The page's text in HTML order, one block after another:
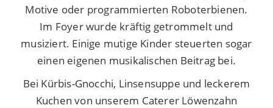
Motive oder programmierten Roboterbienen.
Im Foyer wurde kräftig getrommelt und
musiziert. Einige mutige Kinder steuerten sogar
einen eigenen musikalischen Beitrag bei.
Bei Kürbis-Gnocchi, Linsensuppe und leckerem
Kuchen von unserem Caterer Löwenzahn